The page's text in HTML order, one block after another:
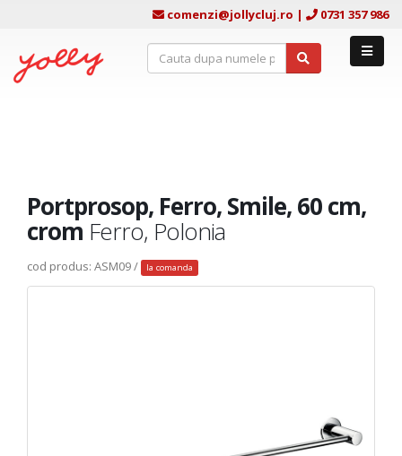
comenzi@jollycluj.ro | 0731 357 986
Portprosop, Ferro, Smile, 60 cm,
crom Ferro, Polonia
cod produs: ASM09 / la comanda